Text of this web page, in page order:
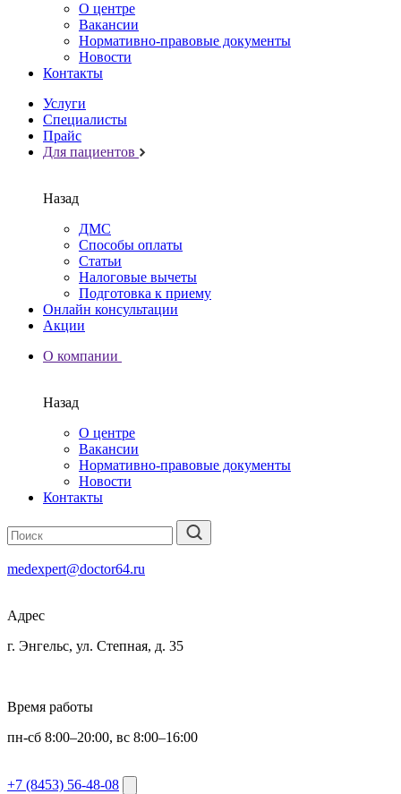
О центре
Вакансии
Нормативно-правовые документы
Новости
Контакты
Услуги
Специалисты
Прайс
Для пациентов
Назад
ДМС
Способы оплаты
Статьи
Налоговые вычеты
Подготовка к приему
Онлайн консультации
Акции
О компании
Назад
О центре
Вакансии
Нормативно-правовые документы
Новости
Контакты
medexpert@doctor64.ru
Адрес
г. Энгельс, ул. Степная, д. 35
Время работы
пн-сб 8:00–20:00, вс 8:00–16:00
+7 (8453) 56-48-08